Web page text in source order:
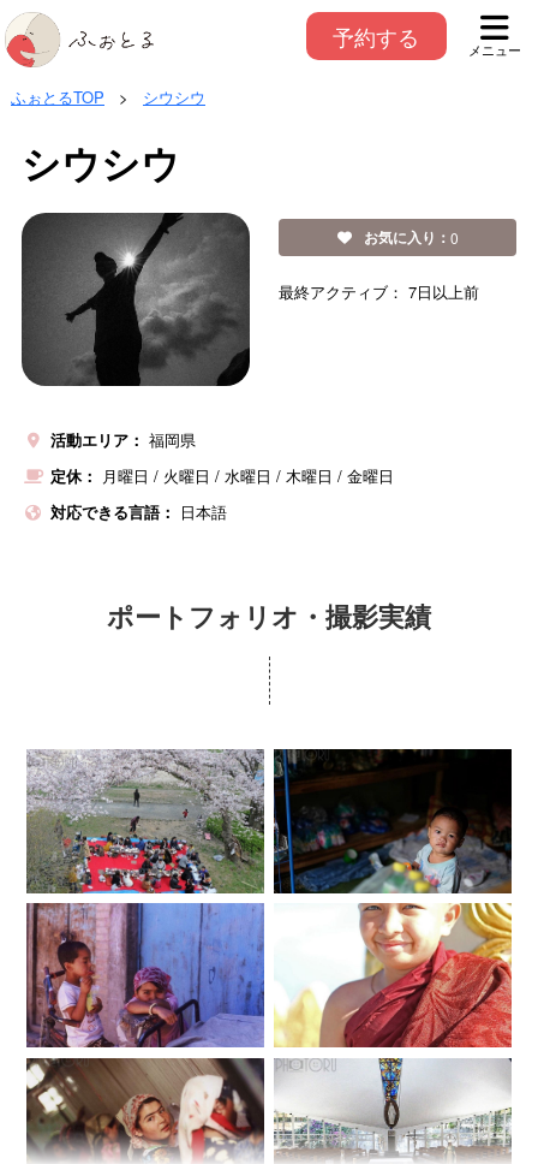
予約する メニュー
ふぉとるTOP > シウシウ
シウシウ
お気に入り： 0
最終アクティブ： 7日以上前
活動エリア： 福岡県
定休： 月曜日 / 火曜日 / 水曜日 / 木曜日 / 金曜日
対応できる言語： 日本語
ポートフォリオ・撮影実績